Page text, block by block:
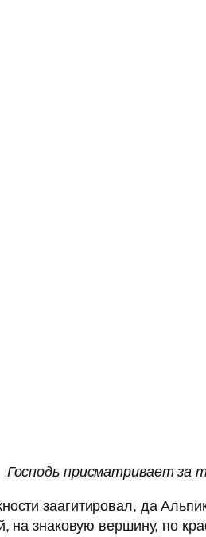
Господь присматривает за
заагитировал, да
знаковую вершину, по